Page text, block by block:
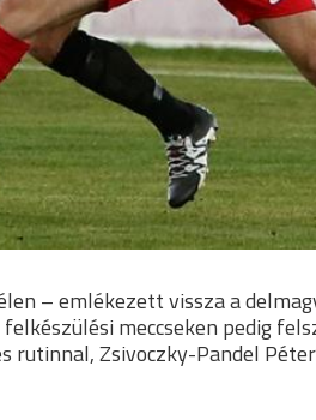
– emlékezett vissza a
meccseken pedig
rutinnal, Zsivoczky-Pandel